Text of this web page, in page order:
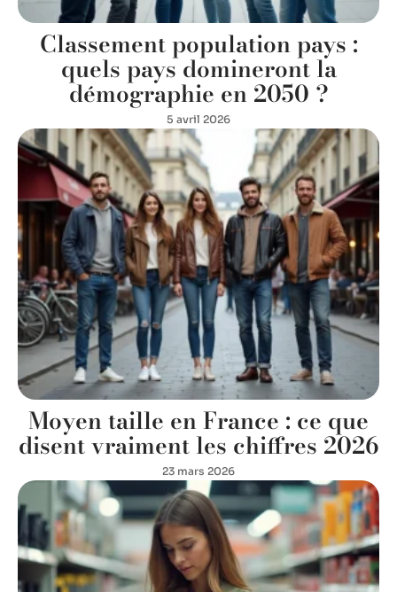
Classement population pays :
quels pays domineront la
démographie en 2050 ?
5 avril 2026
Moyen taille en France : ce que
disent vraiment les chiffres 2026
23 mars 2026